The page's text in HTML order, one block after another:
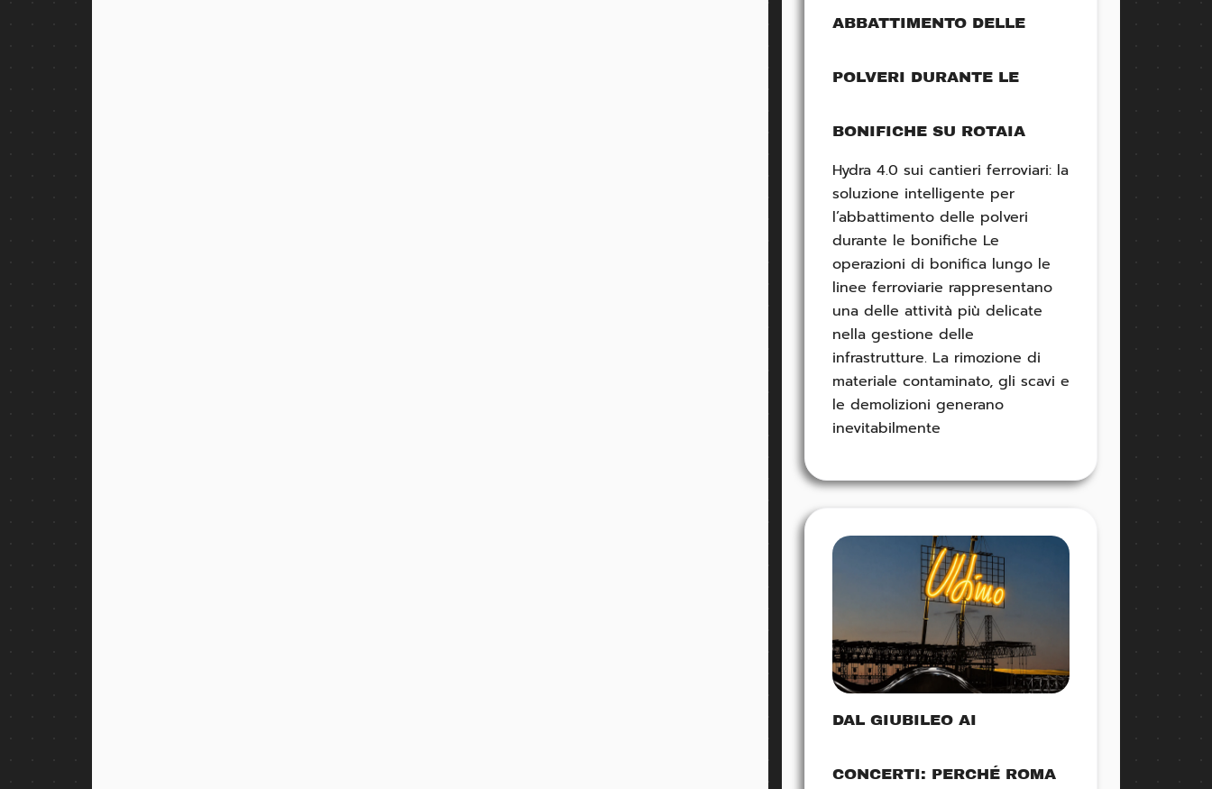
ABBATTIMENTO DELLE
POLVERI DURANTE LE
BONIFICHE SU ROTAIA
Hydra 4.0 sui cantieri ferroviari: la
soluzione intelligente per
l’abbattimento delle polveri
durante le bonifiche Le
operazioni di bonifica lungo le
linee ferroviarie rappresentano
una delle attività più delicate
nella gestione delle
infrastrutture. La rimozione di
materiale contaminato, gli scavi e
le demolizioni generano
inevitabilmente
DAL GIUBILEO AI
CONCERTI: PERCHÉ ROMA